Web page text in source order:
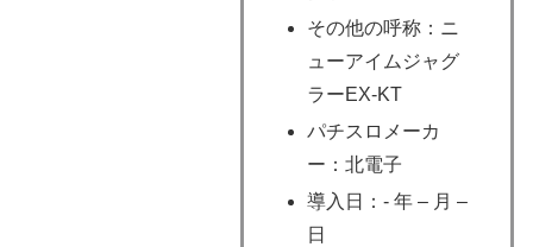
その他の呼称：ニ
ューアイムジャグ
ラーEX-KT
パチスロメーカ
ー：北電子
導入日：- 年 – 月 –
日